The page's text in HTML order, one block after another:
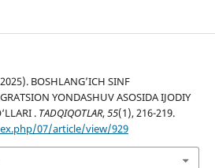
BOSHLANG’ICH SINF
YONDASHUV ASOSIDA IJODIY
. TADQIQOTLAR,55(1), 216-219.
07/article/view/929